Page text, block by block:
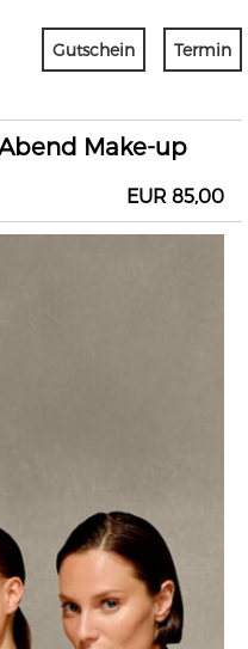
Gutschein Termin
Make-up
EUR 85,00